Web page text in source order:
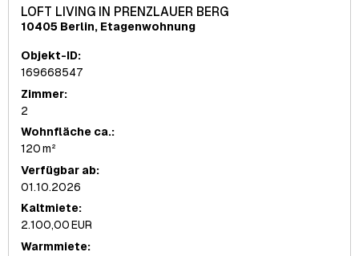
LOFT LIVING IN PRENZLAUER BERG
10405 Berlin, Etagenwohnung
Objekt-ID:
169668547
Zimmer:
2
Wohnfläche ca.:
120 m²
Verfügbar ab:
01.10.2026
Kaltmiete:
2.100,00 EUR
Warmmiete: